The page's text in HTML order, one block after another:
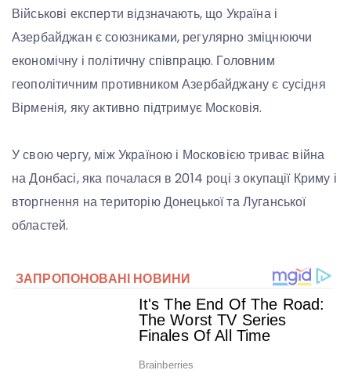
Військові експерти відзначають, що Україна і
Азербайджан є союзниками, регулярно зміцнюючи
економічну і політичну співпрацю. Головним
геополітичним противником Азербайджану є сусідня
Вірменія, яку активно підтримує Московія.
У свою чергу, між Україною і Московією триває війна
на Донбасі, яка почалася в 2014 році з окупації Криму і
вторгнення на територію Донецької та Луганської
областей.